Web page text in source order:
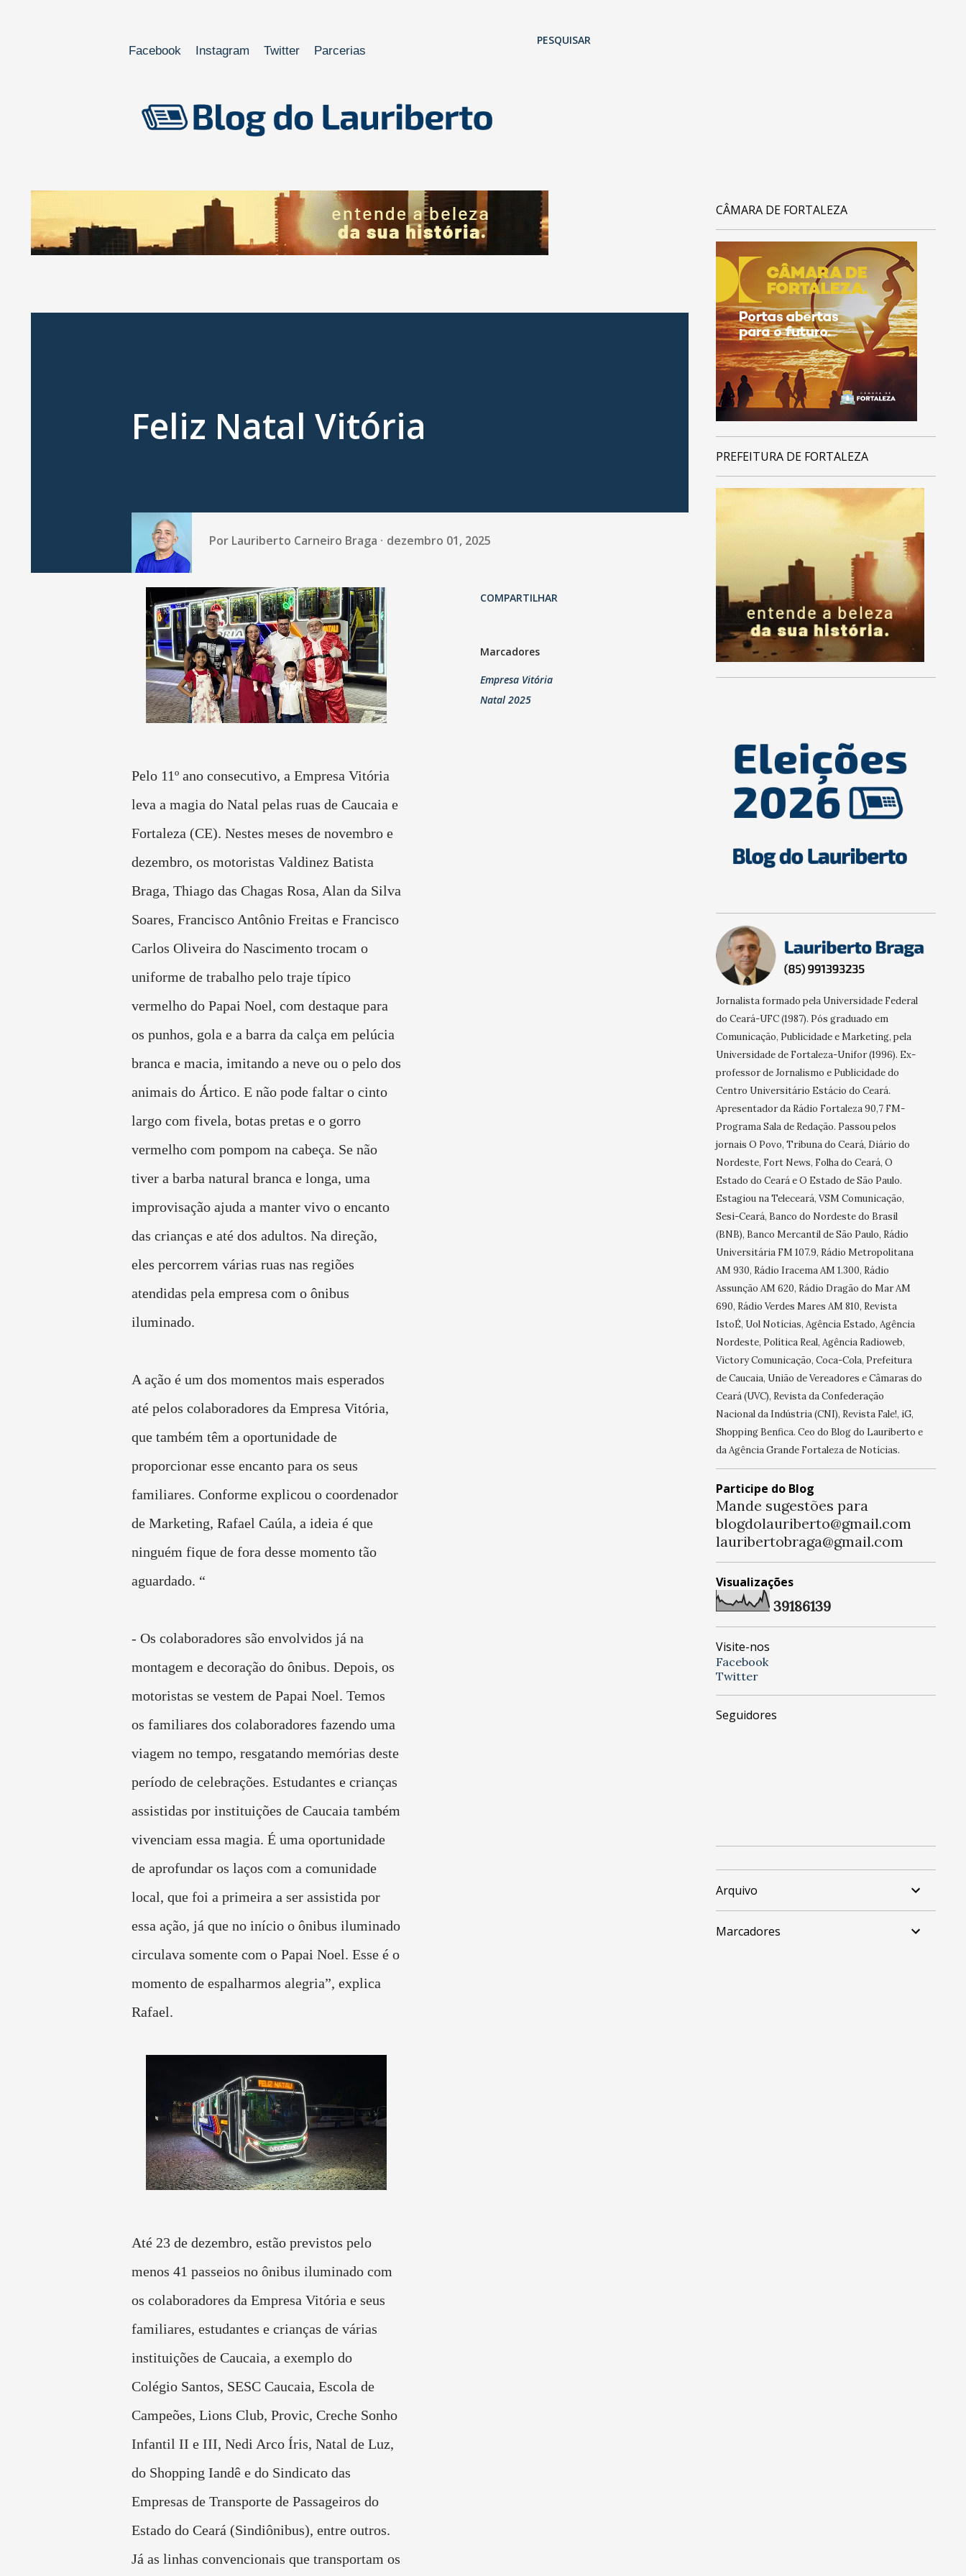
Facebook Instagram Twitter Parcerias
PESQUISAR
Feliz Natal Vitória
Por Lauriberto Carneiro Braga dezembro 01, 2025
Pelo 11º ano consecutivo, a Empresa Vitória
leva a magia do Natal pelas ruas de Caucaia e
Fortaleza (CE). Nestes meses de novembro e
dezembro, os motoristas Valdinez Batista
Braga, Thiago das Chagas Rosa, Alan da Silva
Soares, Francisco Antônio Freitas e Francisco
Carlos Oliveira do Nascimento trocam o
uniforme de trabalho pelo traje típico
vermelho do Papai Noel, com destaque para
os punhos, gola e a barra da calça em pelúcia
branca e macia, imitando a neve ou o pelo dos
animais do Ártico. E não pode faltar o cinto
largo com fivela, botas pretas e o gorro
vermelho com pompom na cabeça. Se não
tiver a barba natural branca e longa, uma
improvisação ajuda a manter vivo o encanto
das crianças e até dos adultos. Na direção,
eles percorrem várias ruas nas regiões
atendidas pela empresa com o ônibus
iluminado.
A ação é um dos momentos mais esperados
até pelos colaboradores da Empresa Vitória,
que também têm a oportunidade de
proporcionar esse encanto para os seus
familiares. Conforme explicou o coordenador
de Marketing, Rafael Caúla, a ideia é que
ninguém fique de fora desse momento tão
aguardado. “
- Os colaboradores são envolvidos já na
montagem e decoração do ônibus. Depois, os
motoristas se vestem de Papai Noel. Temos
os familiares dos colaboradores fazendo uma
viagem no tempo, resgatando memórias deste
período de celebrações. Estudantes e crianças
assistidas por instituições de Caucaia também
vivenciam essa magia. É uma oportunidade
de aprofundar os laços com a comunidade
local, que foi a primeira a ser assistida por
essa ação, já que no início o ônibus iluminado
circulava somente com o Papai Noel. Esse é o
momento de espalharmos alegria”, explica
Rafael.
Até 23 de dezembro, estão previstos pelo
menos 41 passeios no ônibus iluminado com
os colaboradores da Empresa Vitória e seus
familiares, estudantes e crianças de várias
instituições de Caucaia, a exemplo do
Colégio Santos, SESC Caucaia, Escola de
Campeões, Lions Club, Provic, Creche Sonho
Infantil II e III, Nedi Arco Íris, Natal de Luz,
do Shopping Iandê e do Sindicato das
Empresas de Transporte de Passageiros do
Estado do Ceará (Sindiônibus), entre outros.
Já as linhas convencionais que transportam os
COMPARTILHAR
Marcadores
Empresa Vitória
Natal 2025
CÂMARA DE FORTALEZA
PREFEITURA DE FORTALEZA
Jornalista formado pela Universidade Federal
do Ceará-UFC (1987). Pós graduado em
Comunicação, Publicidade e Marketing, pela
Universidade de Fortaleza-Unifor (1996). Ex-
professor de Jornalismo e Publicidade do
Centro Universitário Estácio do Ceará.
Apresentador da Rádio Fortaleza 90,7 FM-
Programa Sala de Redação. Passou pelos
jornais O Povo, Tribuna do Ceará, Diário do
Nordeste, Fort News, Folha do Ceará, O
Estado do Ceará e O Estado de São Paulo.
Estagiou na Teleceará, VSM Comunicação,
Sesi-Ceará, Banco do Nordeste do Brasil
(BNB), Banco Mercantil de São Paulo, Rádio
Universitária FM 107.9, Rádio Metropolitana
AM 930, Rádio Iracema AM 1.300, Rádio
Assunção AM 620, Rádio Dragão do Mar AM
690, Rádio Verdes Mares AM 810, Revista
IstoÉ, Uol Notícias, Agência Estado, Agência
Nordeste, Política Real, Agência Radioweb,
Victory Comunicação, Coca-Cola, Prefeitura
de Caucaia, União de Vereadores e Câmaras do
Ceará (UVC), Revista da Confederação
Nacional da Indústria (CNI), Revista Fale!, iG,
Shopping Benfica. Ceo do Blog do Lauriberto e
da Agência Grande Fortaleza de Notícias.
Participe do Blog
Mande sugestões para
blogdolauriberto@gmail.com
lauribertobraga@gmail.com
Visualizações
39186139
Visite-nos
Facebook
Twitter
Seguidores
Arquivo
Marcadores